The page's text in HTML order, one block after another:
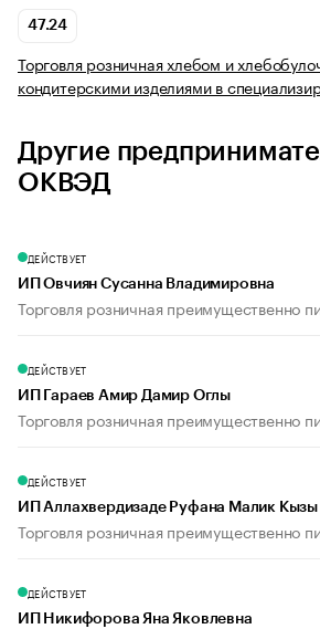
47.24
Торговля розничная хлебом и
кондитерскими изделиями в
Другие
ОКВЭД
ДЕЙСТВУЕТ
ИП Овчиян Сусанна Владимировна
Торговля розничная преимущественно
ДЕЙСТВУЕТ
ИП Гараев Амир Дамир Оглы
Торговля розничная преимущественно
ДЕЙСТВУЕТ
ИП Аллахвердизаде Руфана Малик Кызы
Торговля розничная преимущественно
ДЕЙСТВУЕТ
ИП Никифорова Яна Яковлевна